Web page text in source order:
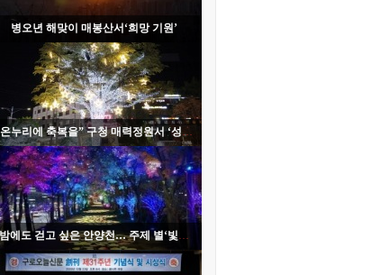
병오년 해맞이 매봉산서‘희망 기원’
누리에 축복을” 구청 매력정원서 ‘성탄
트리 점등’
밤에도 걷고 싶은 안양천… 주제 별‘빛의
산책길’조성